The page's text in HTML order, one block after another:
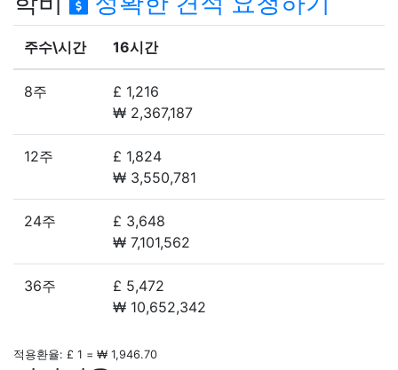
적용환율: £ 1 = ₩ 1,946.70
기타비용
등록비
런던 어학연수 추천학교
Kaplan London
카플란 런던
Kings London